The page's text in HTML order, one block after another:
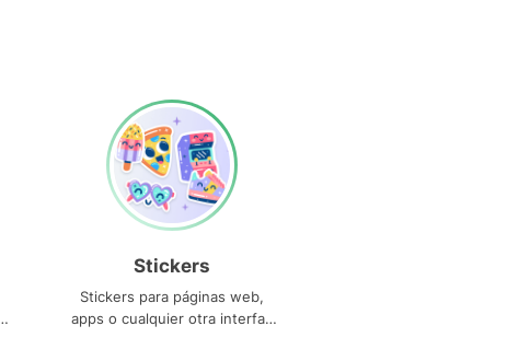
Stickers
Stickers para páginas web,
apps o cualquier otra interfaz